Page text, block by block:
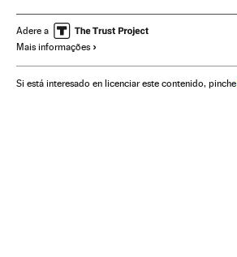
Adere a
Mais informações
Si está interesado en licenciar este contenido, pinche